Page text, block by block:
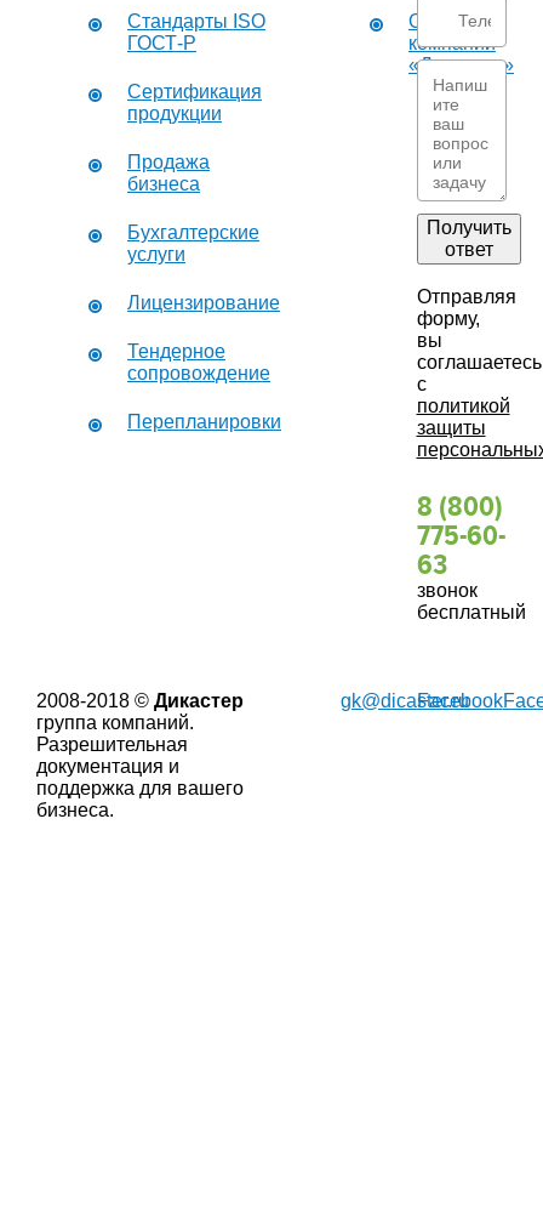
Стандарты ISO
ГОСТ-Р
Сертификация
продукции
Продажа
бизнеса
Бухгалтерские
услуги
Лицензирование
Тендерное
сопровождение
Перепланировки
О
компании
«Дикастер»
Получить
ответ
Отправляя
форму,
вы
соглашаетесь
с
политикой
защиты
8 (800)
775-60-
63
звонок
бесплатный
2008-2018 © Дикастер
группа компаний.
Разрешительная
документация и
поддержка для вашего
бизнеса.
gk@dicaster.ru
Facebook